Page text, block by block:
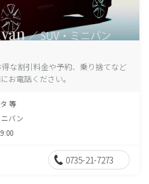
な割引料金や予約、乗り捨てなど
お電話ください。
等
ニバン
0735-21-7273